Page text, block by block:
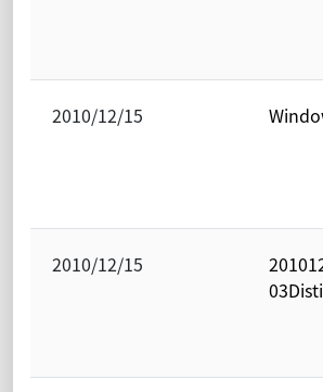
2010/12/15
2010/12/15